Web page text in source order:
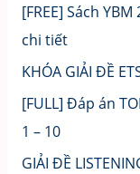
[FREE] Sách
chi tiết
KHÓA GIẢI ĐỀ
[FULL] Đáp án
1 – 10
GIẢI ĐỀ